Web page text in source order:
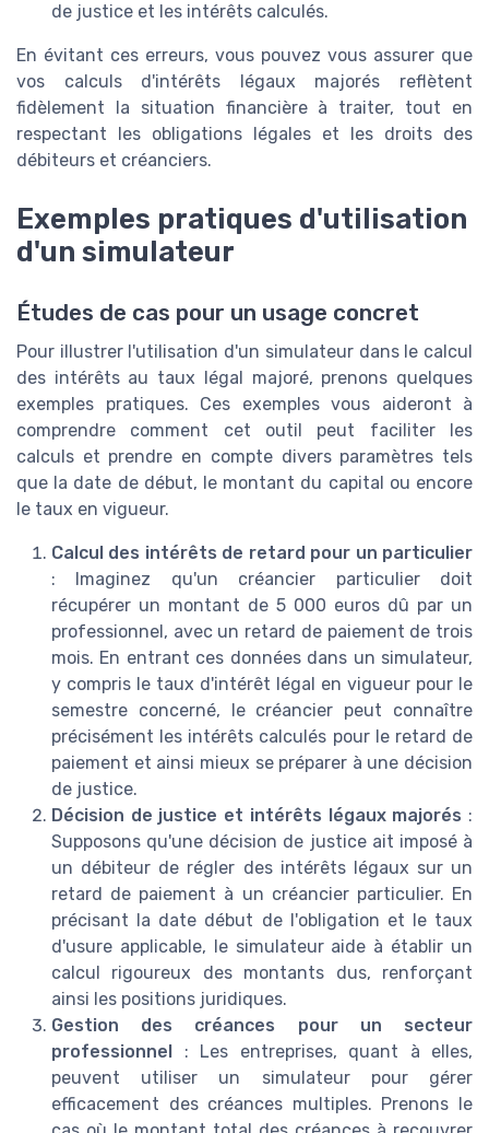
de justice et les intérêts calculés.
En évitant ces erreurs, vous pouvez vous assurer que
vos calculs d'intérêts légaux majorés reflètent
fidèlement la situation financière à traiter, tout en
respectant les obligations légales et les droits des
débiteurs et créanciers.
Exemples pratiques d'utilisation
d'un simulateur
Études de cas pour un usage concret
Pour illustrer l'utilisation d'un simulateur dans le calcul
des intérêts au taux légal majoré, prenons quelques
exemples pratiques. Ces exemples vous aideront à
comprendre comment cet outil peut faciliter les
calculs et prendre en compte divers paramètres tels
que la date de début, le montant du capital ou encore
le taux en vigueur.
Calcul des intérêts de retard pour un particulier
: Imaginez qu'un créancier particulier doit
récupérer un montant de 5 000 euros dû par un
professionnel, avec un retard de paiement de trois
mois. En entrant ces données dans un simulateur,
y compris le taux d'intérêt légal en vigueur pour le
semestre concerné, le créancier peut connaître
précisément les intérêts calculés pour le retard de
paiement et ainsi mieux se préparer à une décision
de justice.
Décision de justice et intérêts légaux majorés :
Supposons qu'une décision de justice ait imposé à
un débiteur de régler des intérêts légaux sur un
retard de paiement à un créancier particulier. En
précisant la date début de l'obligation et le taux
d'usure applicable, le simulateur aide à établir un
calcul rigoureux des montants dus, renforçant
ainsi les positions juridiques.
Gestion des créances pour un secteur
professionnel
: Les entreprises, quant à elles,
peuvent utiliser un simulateur pour gérer
efficacement des créances multiples. Prenons le